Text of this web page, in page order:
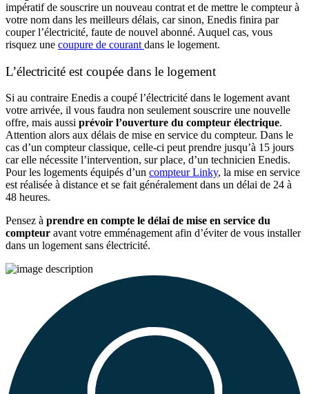
impératif de souscrire un nouveau contrat et de mettre le compteur à
votre nom dans les meilleurs délais, car sinon, Enedis finira par
couper l’électricité, faute de nouvel abonné. Auquel cas, vous
risquez une coupure de courant dans le logement.
L’électricité est coupée dans le logement
Si au contraire Enedis a coupé l’électricité dans le logement avant
votre arrivée, il vous faudra non seulement souscrire une nouvelle
offre, mais aussi prévoir l’ouverture du compteur électrique.
Attention alors aux délais de mise en service du compteur. Dans le
cas d’un compteur classique, celle-ci peut prendre jusqu’à 15 jours
car elle nécessite l’intervention, sur place, d’un technicien Enedis.
Pour les logements équipés d’un compteur Linky, la mise en service
est réalisée à distance et se fait généralement dans un délai de 24 à
48 heures.
Pensez à prendre en compte le délai de mise en service du
compteur avant votre emménagement afin d’éviter de vous installer
dans un logement sans électricité.